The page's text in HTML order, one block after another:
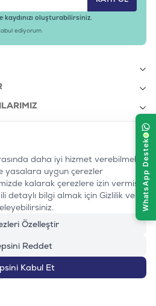
oluşturabilirsiniz.
ediyorum.
7000 212
%100 MUTLU
MÜŞTERI HATTI
daha iyi hizmet verebilmek
yasalara uygun çerezler
kalarak çerezlere izin vermiş
detaylı bilgi almak için Gizlilik ve
Özelleştir
Reddet
Kabul Et